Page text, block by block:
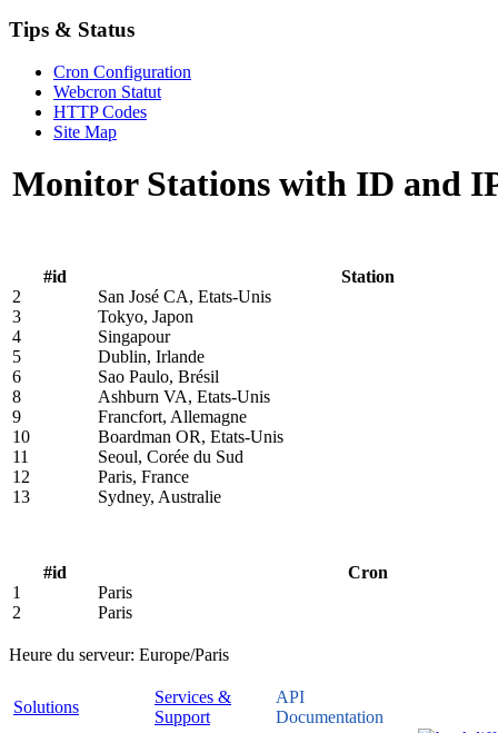
Tips & Status
Cron Configuration
Webcron Statut
HTTP Codes
Site Map
Monitor Stations with ID and IP
#id
Station
2
San José CA, Etats-Unis
3
Tokyo, Japon
4
Singapour
5
Dublin, Irlande
6
Sao Paulo, Brésil
8
Ashburn VA, Etats-Unis
9
Francfort, Allemagne
10
Boardman OR, Etats-Unis
11
Seoul, Corée du Sud
12
Paris, France
13
Sydney, Australie
#id
Cron
1
Paris
2
Paris
Heure du serveur: Europe/Paris
Solutions
Services &
Support
API
Documentation